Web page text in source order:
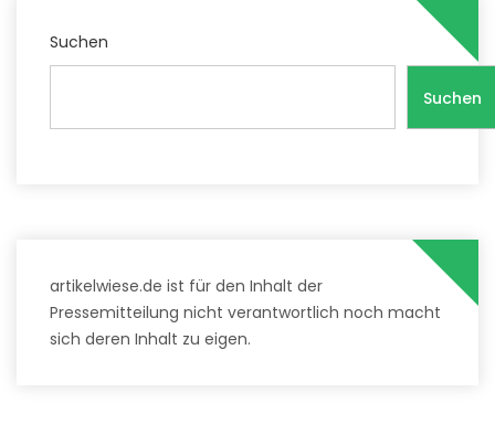
Suchen
Suchen
artikelwiese.de ist für den Inhalt der
Pressemitteilung nicht verantwortlich noch macht
sich deren Inhalt zu eigen.